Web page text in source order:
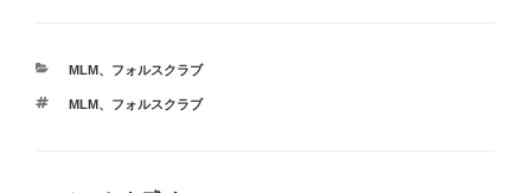
カ
ゴ
MLM 、 フォルスクラブ
タ
MLM 、 フォルスクラブ